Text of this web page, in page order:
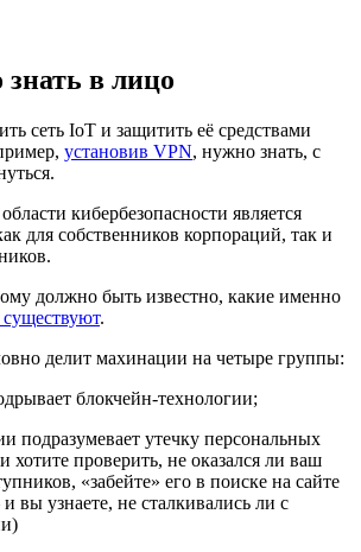
в лицо
сеть IoT и защитить её средствами
установив VPN, нужно знать, с
кибербезопасности является
для собственников корпораций, так и
должно быть известно, какие именно
.
делит махинации на четыре группы:
блокчейн-технологии;
подразумевает утечку персональных
хотите проверить, не оказался ли ваш
«забейте» его в поиске на сайте
вы узнаете, не сталкивались ли с